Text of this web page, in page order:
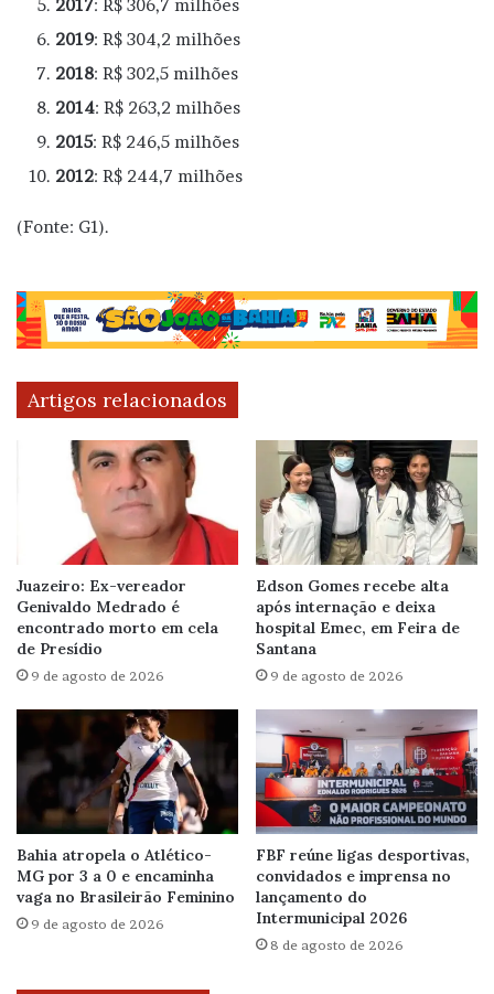
2017: R$ 306,7 milhões
2019: R$ 304,2 milhões
2018: R$ 302,5 milhões
2014: R$ 263,2 milhões
2015: R$ 246,5 milhões
2012: R$ 244,7 milhões
(Fonte: G1).
Artigos relacionados
Juazeiro: Ex-vereador
Genivaldo Medrado é
encontrado morto em cela
de Presídio
9 de agosto de 2026
Edson Gomes recebe alta
após internação e deixa
hospital Emec, em Feira de
Santana
9 de agosto de 2026
Bahia atropela o Atlético-
MG por 3 a 0 e encaminha
vaga no Brasileirão Feminino
9 de agosto de 2026
FBF reúne ligas desportivas,
convidados e imprensa no
lançamento do
Intermunicipal 2026
8 de agosto de 2026